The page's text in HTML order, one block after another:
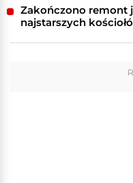
Zakończono remont
najstarszych